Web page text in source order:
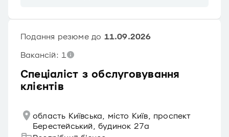
Спеціаліст з обслуговування
клієнтів
Подання резюме до 11.09.2026
Вакансій: 1
область Київська, місто Київ, проспект
Берестейський, будинок 27а